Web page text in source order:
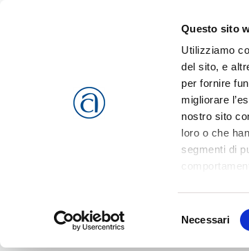
Questo sito
Utilizziamo
del sito, e
per fornire
migliorare
nostro sito
loro o che
segmenti di
cookies che
del
Necessari
CHI SIAMO